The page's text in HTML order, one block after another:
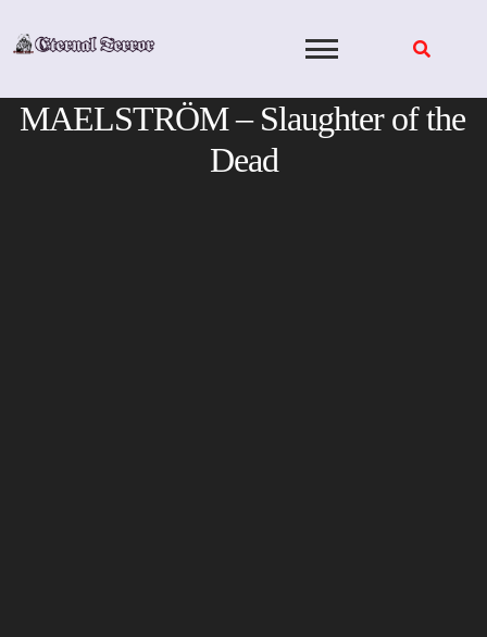
MAELSTRÖM – Slaughter of the
Dead